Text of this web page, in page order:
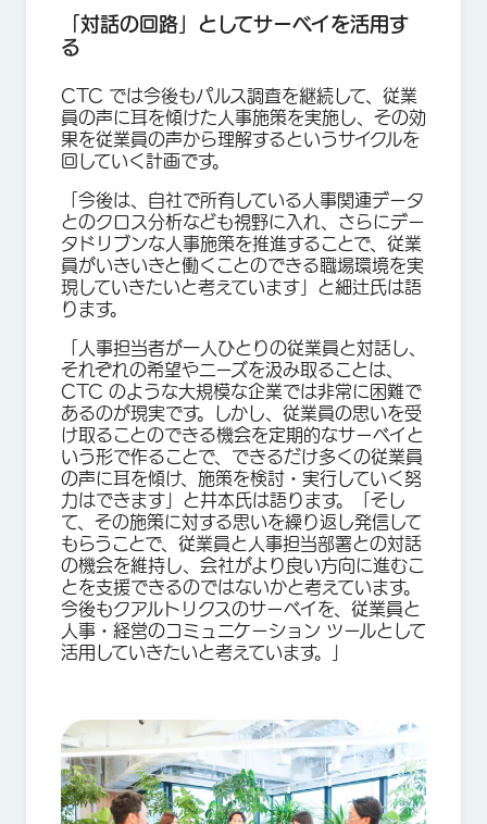
「対話の回路」としてサーベイを活用す
る
CTC では今後もパルス調査を継続して、従業
員の声に耳を傾けた人事施策を実施し、その効
果を従業員の声から理解するというサイクルを
回していく計画です。
「今後は、自社で所有している人事関連データ
とのクロス分析なども視野に入れ、さらにデー
タドリブンな人事施策を推進することで、従業
員がいきいきと働くことのできる職場環境を実
現していきたいと考えています」と細辻氏は語
ります。
「人事担当者が一人ひとりの従業員と対話し、
それぞれの希望やニーズを汲み取ることは、
CTC のような大規模な企業では非常に困難で
あるのが現実です。しかし、従業員の思いを受
け取ることのできる機会を定期的なサーベイと
いう形で作ることで、できるだけ多くの従業員
の声に耳を傾け、施策を検討・実行していく努
力はできます」と井本氏は語ります。「そし
て、その施策に対する思いを繰り返し発信して
もらうことで、従業員と人事担当部署との対話
の機会を維持し、会社がより良い方向に進むこ
とを支援できるのではないかと考えています。
今後もクアルトリクスのサーベイを、従業員と
人事・経営のコミュニケーション ツールとして
活用していきたいと考えています。」